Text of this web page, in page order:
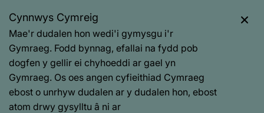
Cynnwys Cymreig
Mae'r dudalen hon wedi'i gymysgu i'r
Gymraeg. Fodd bynnag, efallai na fydd pob
dogfen y gellir ei chyhoeddi ar gael yn
Gymraeg. Os oes angen cyfieithiad Cymraeg
ebost o unrhyw dudalen ar y dudalen hon, ebost
atom drwy gysylltu â ni ar